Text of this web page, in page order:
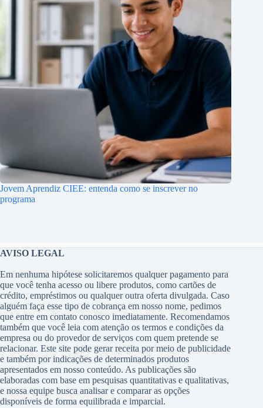
Jovem Aprendiz CIEE: entenda como se inscrever no
programa
AVISO LEGAL
Em nenhuma hipótese solicitaremos qualquer pagamento para
que você tenha acesso ou libere produtos, como cartões de
crédito, empréstimos ou qualquer outra oferta divulgada. Caso
alguém faça esse tipo de cobrança em nosso nome, pedimos
que entre em contato conosco imediatamente. Recomendamos
também que você leia com atenção os termos e condições da
empresa ou do provedor de serviços com quem pretende se
relacionar. Este site pode gerar receita por meio de publicidade
e também por indicações de determinados produtos
apresentados em nosso conteúdo. As publicações são
elaboradas com base em pesquisas quantitativas e qualitativas,
e nossa equipe busca analisar e comparar as opções
disponíveis de forma equilibrada e imparcial.